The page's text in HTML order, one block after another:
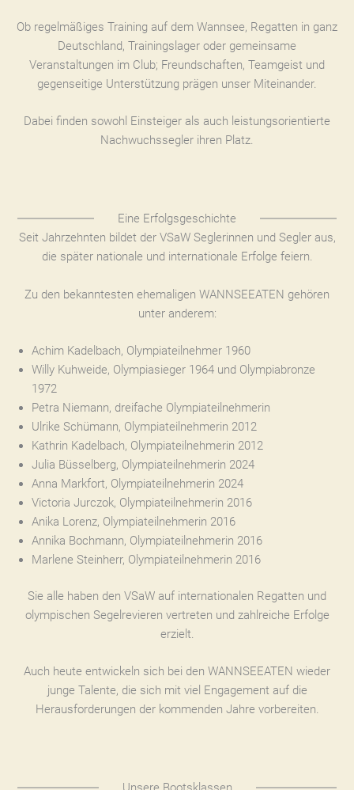
Ob regelmäßiges Training auf dem Wannsee, Regatten in ganz
Deutschland, Trainingslager oder gemeinsame
Veranstaltungen im Club; Freundschaften, Teamgeist und
gegenseitige Unterstützung prägen unser Miteinander.
Dabei finden sowohl Einsteiger als auch leistungsorientierte
Nachwuchssegler ihren Platz.
Eine Erfolgsgeschichte
Seit Jahrzehnten bildet der VSaW Seglerinnen und Segler aus,
die später nationale und internationale Erfolge feiern.
Zu den bekanntesten ehemaligen WANNSEEATEN gehören
unter anderem:
Achim Kadelbach, Olympiateilnehmer 1960
Willy Kuhweide, Olympiasieger 1964 und Olympiabronze
1972
Petra Niemann, dreifache Olympiateilnehmerin
Ulrike Schümann, Olympiateilnehmerin 2012
Kathrin Kadelbach, Olympiateilnehmerin 2012
Julia Büsselberg, Olympiateilnehmerin 2024
Anna Markfort, Olympiateilnehmerin 2024
Victoria Jurczok, Olympiateilnehmerin 2016
Anika Lorenz, Olympiateilnehmerin 2016
Annika Bochmann, Olympiateilnehmerin 2016
Marlene Steinherr, Olympiateilnehmerin 2016
Sie alle haben den VSaW auf internationalen Regatten und
olympischen Segelrevieren vertreten und zahlreiche Erfolge
erzielt.
Auch heute entwickeln sich bei den WANNSEEATEN wieder
junge Talente, die sich mit viel Engagement auf die
Herausforderungen der kommenden Jahre vorbereiten.